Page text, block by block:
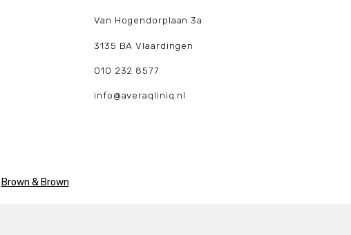
Van Hogendorplaan 3a
3135 BA Vlaardingen
010 232 8577
info@averaqliniq.nl
Brown & Brown